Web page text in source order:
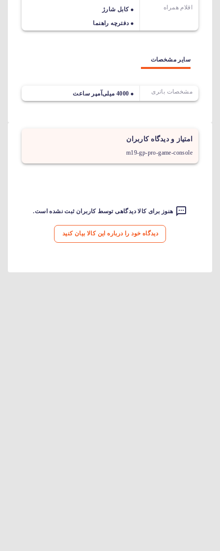
اقلام همراه
کابل شارژ
دفترچه راهنما
سایر مشخصات
مشخصات باتری 4000 میلی‌آمپر ساعت
امتیاز و دیدگاه کاربران
m19-gp-pro-game-console
هنوز برای کالا دیدگاهی توسط کاربران ثبت نشده است.
دیدگاه خود را درباره این کالا بیان کنید